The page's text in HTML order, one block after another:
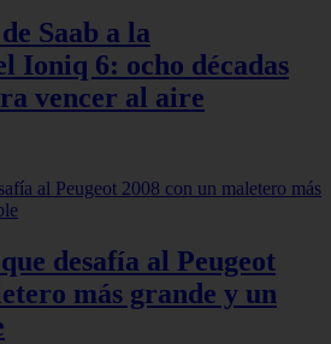
Saab a la
Ioniq 6: ocho décadas
vencer al aire
desafía al Peugeot
más grande y un